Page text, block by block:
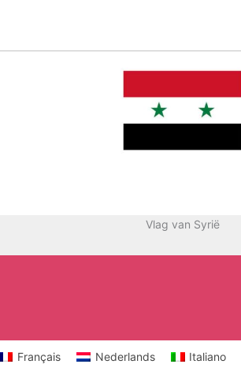
Vlag van Syrië
Français Nederlands Italiano